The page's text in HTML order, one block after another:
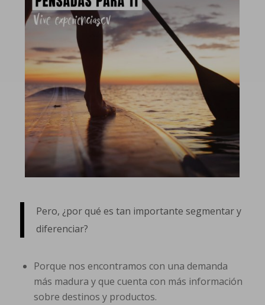
Pero, ¿por qué es tan importante segmentar y
diferenciar?
Porque nos encontramos con una demanda
más madura y que cuenta con más información
sobre destinos y productos.